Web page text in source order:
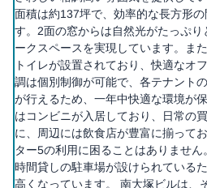
面積は約137坪で、効率的な長方形
す。2面の窓からは自然光がたっぷり
ークスペースを実現しています。ま
トイレが設置されており、快適なオ
調は個別制御が可能で、各テナント
が行えるため、一年中快適な環境が
はコンビニが入居しており、日常の
に、周辺には飲食店が豊富に揃って
ター5の利用に困ることはありませ
時間貸しの駐車場が設けられている
高くなっています。 南大塚ビルは、